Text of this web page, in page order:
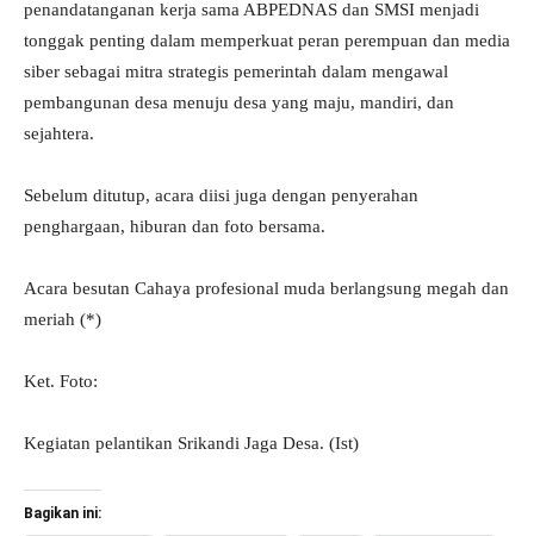
penandatanganan kerja sama ABPEDNAS dan SMSI menjadi
tonggak penting dalam memperkuat peran perempuan dan media
siber sebagai mitra strategis pemerintah dalam mengawal
pembangunan desa menuju desa yang maju, mandiri, dan
sejahtera.
Sebelum ditutup, acara diisi juga dengan penyerahan
penghargaan, hiburan dan foto bersama.
Acara besutan Cahaya profesional muda berlangsung megah dan
meriah (*)
Ket. Foto:
Kegiatan pelantikan Srikandi Jaga Desa. (Ist)
Bagikan ini: